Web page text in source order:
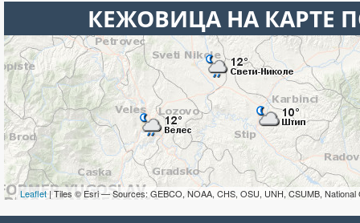
КЕЖОВИЦА НА КАРТЕ
Leaflet | Tiles © Esri — Sources: GEBCO, NOAA, CHS, OSU, UNH, CSUMB, National